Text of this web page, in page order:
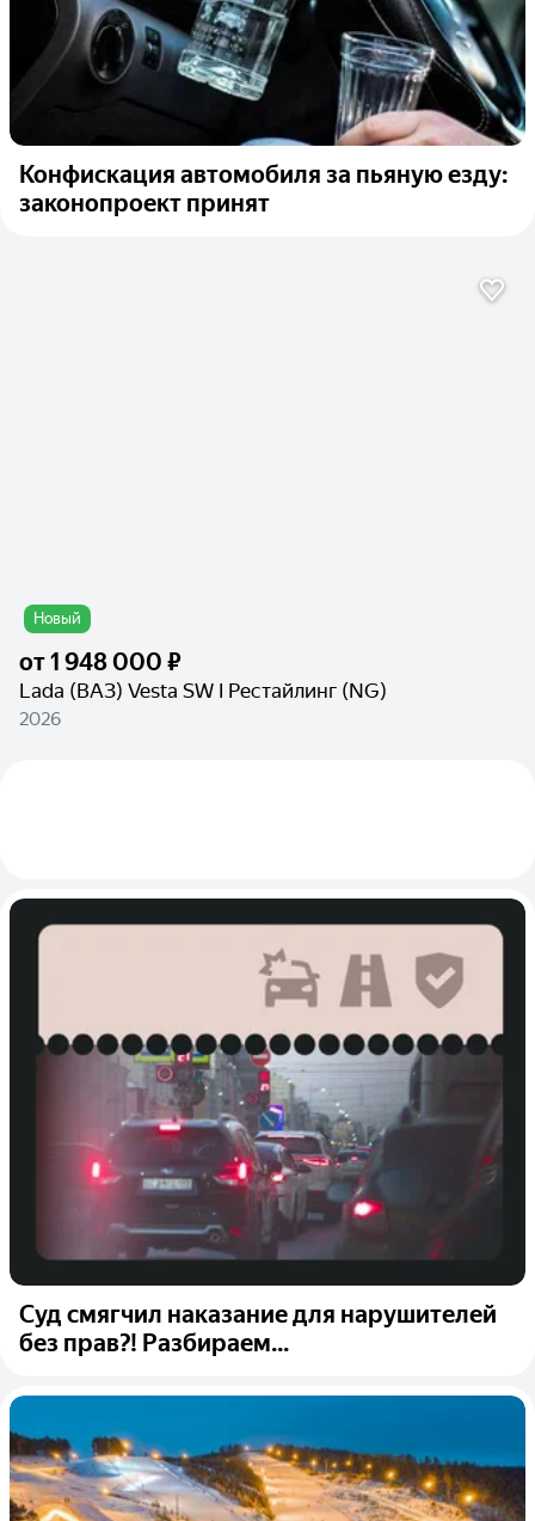
Конфискация автомобиля за пьяную езду:
законопроект принят
Новый
от1 948 000 ₽
Lada (ВАЗ) Vesta SW I Рестайлинг (NG)
2026
Суд смягчил наказание для нарушителей
без прав?! Разбираем...